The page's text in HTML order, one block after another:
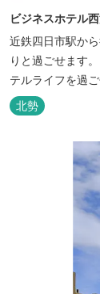
ビジネスホテル
近鉄四日市駅か
りと過ごせます
テルライフを過
北勢